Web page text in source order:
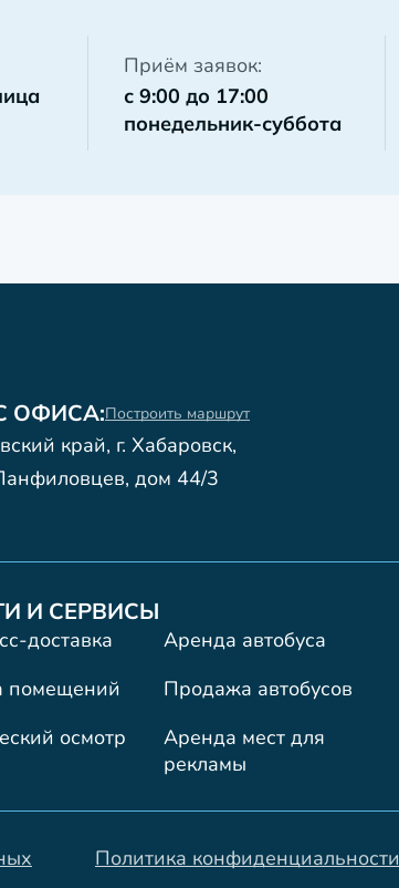
Приём заявок:
с 9:00 до 17:00
понедельник-суббота
ОФИСА:Построить маршрут
край, г. Хабаровск,
дом 44/3
И СЕРВИСЫ
доставка
Аренда автобуса
помещений
Продажа автобусов
осмотр
Аренда мест для
рекламы
Политика конфиденциальности